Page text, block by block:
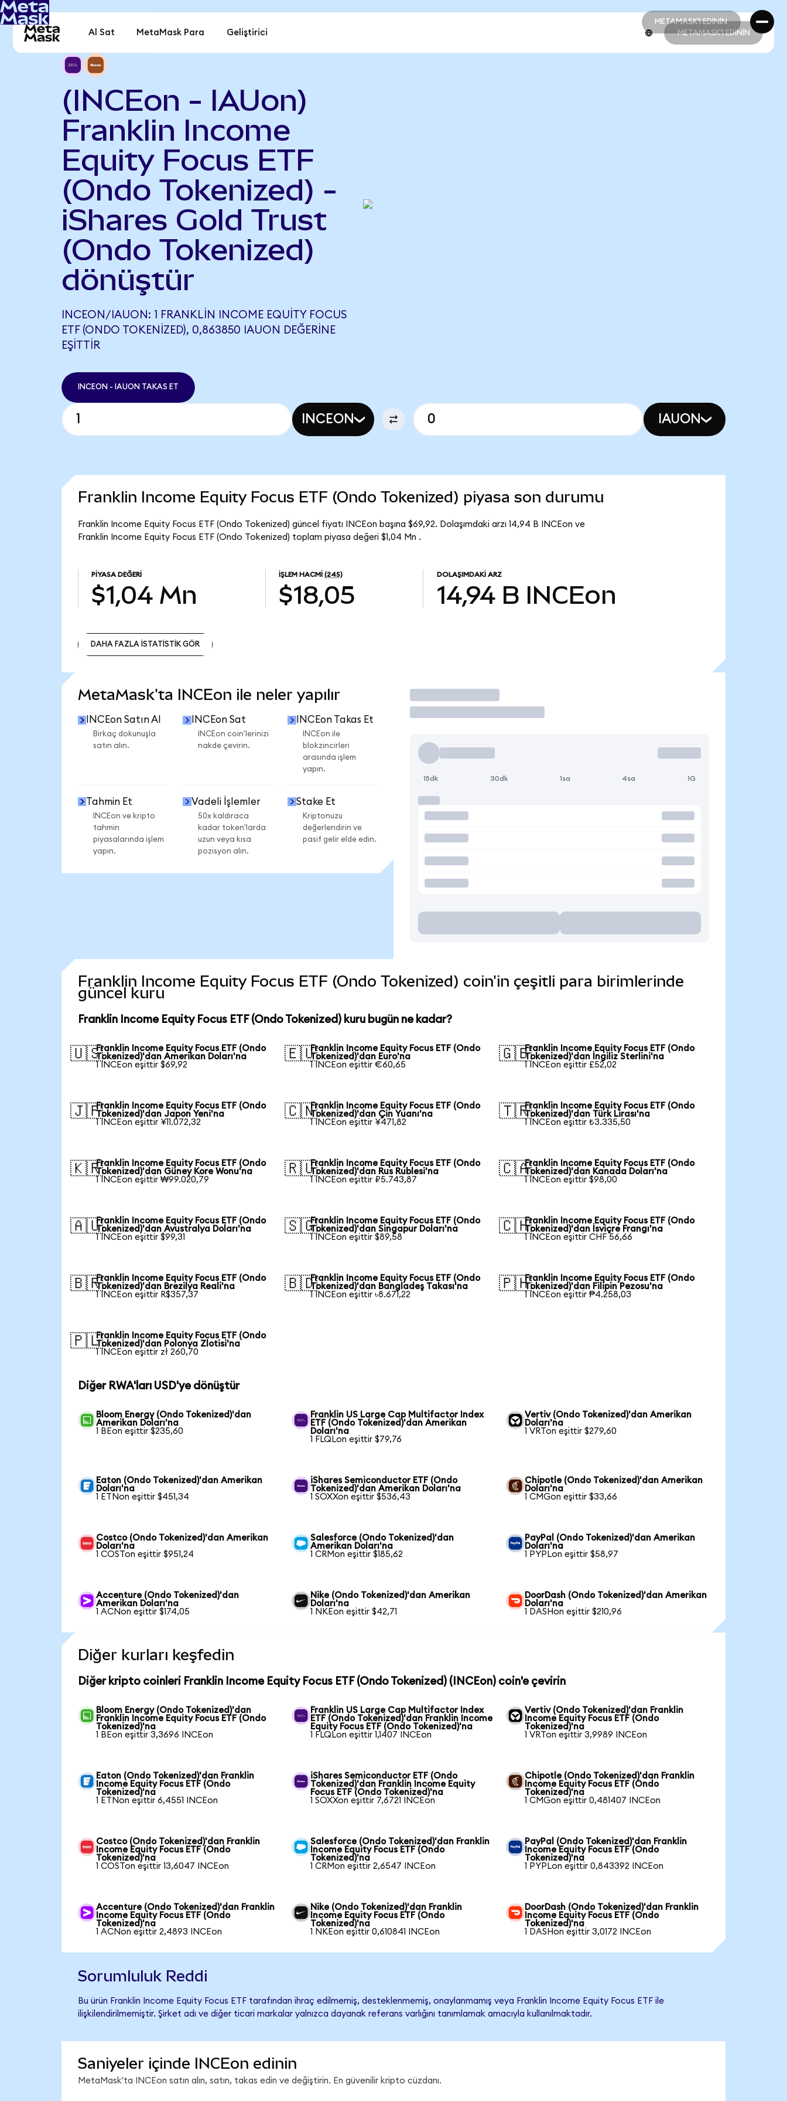
METAMASK'I EDİNİN
METAMASK'I EDİNİN
Al Sat MetaMask Para Geliştirici METAMASK'I EDİNİN
(INCEon - IAUon)
Franklin Income
Equity Focus ETF
(Ondo Tokenized) -
iShares Gold Trust
(Ondo Tokenized)
dönüştür
INCEON/IAUON: 1 FRANKLIN INCOME EQUITY FOCUS
ETF (ONDO TOKENIZED), 0,863850 IAUON DEĞERINE
EŞITTIR
INCEON - IAUON TAKAS ET
INCEON IAUON
Franklin Income Equity Focus ETF (Ondo Tokenized) piyasa son durumu
Franklin Income Equity Focus ETF (Ondo Tokenized) güncel fiyatı INCEon başına $69,92. Dolaşımdaki arzı 14,94 B INCEon ve
Franklin Income Equity Focus ETF (Ondo Tokenized) toplam piyasa değeri $1,04 Mn .
PIYASA DEĞERI
$1,04 Mn
İŞLEM HACMI (24S)
$18,05
DOLAŞIMDAKI ARZ
14,94 B INCEon
DAHA FAZLA İSTATİSTİK GÖR
MetaMask'ta INCEon ile neler yapılır
INCEon Satın Al
Birkaç dokunuşla
satın alın.
INCEon Sat
INCEon coin'lerinizi
nakde çevirin.
INCEon Takas Et
INCEon ile
blokzincirleri
arasında işlem
yapın.
Tahmin Et
INCEon ve kripto
tahmin
piyasalarında işlem
yapın.
Vadeli İşlemler
50x kaldıraca
kadar token'larda
uzun veya kısa
pozisyon alın.
Stake Et
Kriptonuzu
değerlendirin ve
pasif gelir elde edin.
İşlem Yap
15dk 30dk 1sa 4sa 1G
Franklin Income Equity Focus ETF (Ondo Tokenized) coin'in çeşitli para birimlerinde
güncel kuru
Franklin Income Equity Focus ETF (Ondo Tokenized) kuru bugün ne kadar?
🇺🇸Franklin Income Equity Focus ETF (Ondo
Tokenized)'dan Amerikan Doları'na
1 INCEon eşittir $69,92
🇪🇺Franklin Income Equity Focus ETF (Ondo
Tokenized)'dan Euro'na
1 INCEon eşittir €60,65
🇬🇧Franklin Income Equity Focus ETF (Ondo
Tokenized)'dan İngiliz Sterlini'na
1 INCEon eşittir £52,02
🇯🇵Franklin Income Equity Focus ETF (Ondo
Tokenized)'dan Japon Yeni'na
1 INCEon eşittir ¥11.072,32
🇨🇳Franklin Income Equity Focus ETF (Ondo
Tokenized)'dan Çin Yuanı'na
1 INCEon eşittir ¥471,82
🇹🇷Franklin Income Equity Focus ETF (Ondo
Tokenized)'dan Türk Lirası'na
1 INCEon eşittir ₺3.335,50
🇰🇷Franklin Income Equity Focus ETF (Ondo
Tokenized)'dan Güney Kore Wonu'na
1 INCEon eşittir ₩99.020,79
🇷🇺Franklin Income Equity Focus ETF (Ondo
Tokenized)'dan Rus Rublesi'na
1 INCEon eşittir ₽5.743,87
🇨🇦Franklin Income Equity Focus ETF (Ondo
Tokenized)'dan Kanada Doları'na
1 INCEon eşittir $98,00
🇦🇺Franklin Income Equity Focus ETF (Ondo
Tokenized)'dan Avustralya Doları'na
1 INCEon eşittir $99,31
🇸🇬Franklin Income Equity Focus ETF (Ondo
Tokenized)'dan Singapur Doları'na
1 INCEon eşittir $89,58
🇨🇭Franklin Income Equity Focus ETF (Ondo
Tokenized)'dan İsviçre Frangı'na
1 INCEon eşittir CHF 56,66
🇧🇷Franklin Income Equity Focus ETF (Ondo
Tokenized)'dan Brezilya Reali'na
1 INCEon eşittir R$357,37
🇧🇩Franklin Income Equity Focus ETF (Ondo
Tokenized)'dan Bangladeş Takası'na
1 INCEon eşittir ৳8.671,22
🇵🇭Franklin Income Equity Focus ETF (Ondo
Tokenized)'dan Filipin Pezosu'na
1 INCEon eşittir ₱4.258,03
🇵🇱Franklin Income Equity Focus ETF (Ondo
Tokenized)'dan Polonya Zlotisi'na
1 INCEon eşittir zł 260,70
Diğer RWA'ları USD'ye dönüştür
Bloom Energy (Ondo Tokenized)'dan
Amerikan Doları'na
1 BEon eşittir $235,60
Franklin US Large Cap Multifactor Index
ETF (Ondo Tokenized)'dan Amerikan
Doları'na
1 FLQLon eşittir $79,76
Vertiv (Ondo Tokenized)'dan Amerikan
Doları'na
1 VRTon eşittir $279,60
Eaton (Ondo Tokenized)'dan Amerikan
Doları'na
1 ETNon eşittir $451,34
iShares Semiconductor ETF (Ondo
Tokenized)'dan Amerikan Doları'na
1 SOXXon eşittir $536,43
Chipotle (Ondo Tokenized)'dan Amerikan
Doları'na
1 CMGon eşittir $33,66
Costco (Ondo Tokenized)'dan Amerikan
Doları'na
1 COSTon eşittir $951,24
Salesforce (Ondo Tokenized)'dan
Amerikan Doları'na
1 CRMon eşittir $185,62
PayPal (Ondo Tokenized)'dan Amerikan
Doları'na
1 PYPLon eşittir $58,97
Accenture (Ondo Tokenized)'dan
Amerikan Doları'na
1 ACNon eşittir $174,05
Nike (Ondo Tokenized)'dan Amerikan
Doları'na
1 NKEon eşittir $42,71
DoorDash (Ondo Tokenized)'dan Amerikan
Doları'na
1 DASHon eşittir $210,96
Diğer kurları keşfedin
Diğer kripto coinleri Franklin Income Equity Focus ETF (Ondo Tokenized) (INCEon) coin'e çevirin
Bloom Energy (Ondo Tokenized)'dan
Franklin Income Equity Focus ETF (Ondo
Tokenized)'na
1 BEon eşittir 3,3696 INCEon
Franklin US Large Cap Multifactor Index
ETF (Ondo Tokenized)'dan Franklin Income
Equity Focus ETF (Ondo Tokenized)'na
1 FLQLon eşittir 1,1407 INCEon
Vertiv (Ondo Tokenized)'dan Franklin
Income Equity Focus ETF (Ondo
Tokenized)'na
1 VRTon eşittir 3,9989 INCEon
Eaton (Ondo Tokenized)'dan Franklin
Income Equity Focus ETF (Ondo
Tokenized)'na
1 ETNon eşittir 6,4551 INCEon
iShares Semiconductor ETF (Ondo
Tokenized)'dan Franklin Income Equity
Focus ETF (Ondo Tokenized)'na
1 SOXXon eşittir 7,6721 INCEon
Chipotle (Ondo Tokenized)'dan Franklin
Income Equity Focus ETF (Ondo
Tokenized)'na
1 CMGon eşittir 0,481407 INCEon
Costco (Ondo Tokenized)'dan Franklin
Income Equity Focus ETF (Ondo
Tokenized)'na
1 COSTon eşittir 13,6047 INCEon
Salesforce (Ondo Tokenized)'dan Franklin
Income Equity Focus ETF (Ondo
Tokenized)'na
1 CRMon eşittir 2,6547 INCEon
PayPal (Ondo Tokenized)'dan Franklin
Income Equity Focus ETF (Ondo
Tokenized)'na
1 PYPLon eşittir 0,843392 INCEon
Accenture (Ondo Tokenized)'dan Franklin
Income Equity Focus ETF (Ondo
Tokenized)'na
1 ACNon eşittir 2,4893 INCEon
Nike (Ondo Tokenized)'dan Franklin
Income Equity Focus ETF (Ondo
Tokenized)'na
1 NKEon eşittir 0,610841 INCEon
DoorDash (Ondo Tokenized)'dan Franklin
Income Equity Focus ETF (Ondo
Tokenized)'na
1 DASHon eşittir 3,0172 INCEon
Sorumluluk Reddi
Bu ürün Franklin Income Equity Focus ETF tarafından ihraç edilmemiş, desteklenmemiş, onaylanmamış veya Franklin Income Equity Focus ETF ile
ilişkilendirilmemiştir. Şirket adı ve diğer ticari markalar yalnızca dayanak referans varlığını tanımlamak amacıyla kullanılmaktadır.
Saniyeler içinde INCEon edinin
MetaMask'ta INCEon satın alın, satın, takas edin ve değiştirin. En güvenilir kripto cüzdanı.